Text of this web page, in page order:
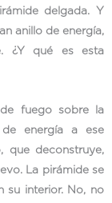
delgada. Y
anillo de energía,
¿Y qué es esta
fuego sobre la
de energía a ese
que deconstruye,
La pirámide se
su interior. No, no